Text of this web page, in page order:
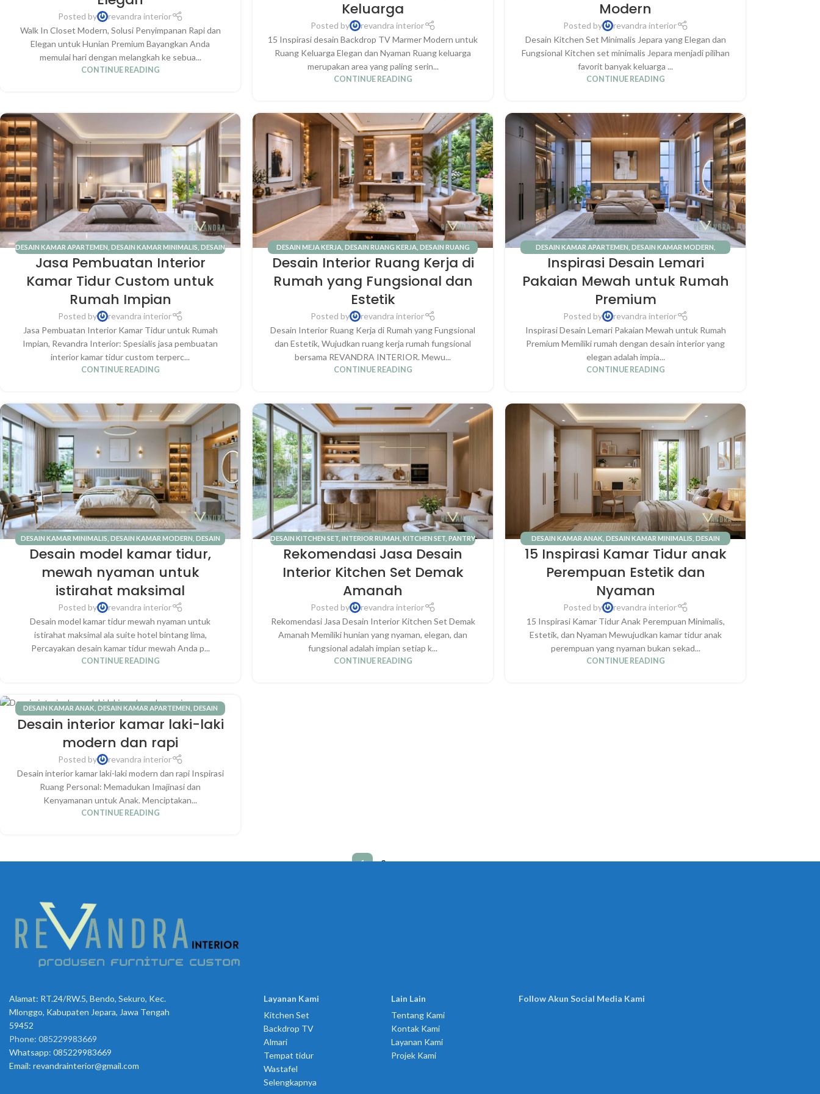
Posted by
revandra interior
Walk In Closet Modern, Solusi Penyimpanan Rapi dan
Elegan untuk Hunian Premium Bayangkan Anda
memulai hari dengan melangkah ke sebua...
CONTINUE READING
Keluarga
Posted by
revandra interior
15 Inspirasi desain Backdrop TV Marmer Modern untuk
Ruang Keluarga Elegan dan Nyaman Ruang keluarga
merupakan area yang paling serin...
CONTINUE READING
Modern
Posted by
revandra interior
Desain Kitchen Set Minimalis Jepara yang Elegan dan
Fungsional Kitchen set minimalis Jepara menjadi pilihan
favorit banyak keluarga ...
CONTINUE READING
DESAIN KAMAR APARTEMEN DESAIN KAMAR MINIMALIS DESAIN
KAMAR MODERN,DESAIN KAMAR SCANDINAVIAN ,INTERIOR
RUMAH
Jasa Pembuatan Interior
Kamar Tidur Custom untuk
Rumah Impian
Posted by
revandra interior
Jasa Pembuatan Interior Kamar Tidur untuk Rumah
Impian, Revandra Interior: Spesialis jasa pembuatan
interior kamar tidur custom terperc...
CONTINUE READING
DESAIN MEJA KERJA, DESAIN RUANG KERJA, DESAIN RUANG
TAMU,INTERIOR RUMAH
Desain Interior Ruang Kerja di
Rumah yang Fungsional dan
Estetik
Posted by
revandra interior
Desain Interior Ruang Kerja di Rumah yang Fungsional
dan Estetik, Wujudkan ruang kerja rumah fungsional
bersama REVANDRA INTERIOR. Mewu...
CONTINUE READING
DESAIN KAMAR APARTEMEN DESAIN KAMAR MODERN
INTERIOR RUMAH,KAMAR UTAMA
Inspirasi Desain Lemari
Pakaian Mewah untuk Rumah
Premium
Posted by
revandra interior
Inspirasi Desain Lemari Pakaian Mewah untuk Rumah
Premium Memiliki rumah dengan desain interior yang
elegan adalah impia...
CONTINUE READING
DESAIN KAMAR MINIMALIS DESAIN KAMAR MODERN DESAIN
KAMAR SCANDINAVIAN,INTERIOR RUMAH,KAMAR UTAMA
Desain model kamar tidur,
mewah nyaman untuk
istirahat maksimal
Posted by
revandra interior
Desain model kamar tidur mewah nyaman untuk
istirahat maksimal ala suite hotel bintang lima,
Percayakan desain kamar tidur mewah Anda p...
CONTINUE READING
DESAIN KITCHEN SET INTERIOR RUMAH KITCHEN SET PANTRY
Rekomendasi Jasa Desain
Interior Kitchen Set Demak
Amanah
Posted by
revandra interior
Rekomendasi Jasa Desain Interior Kitchen Set Demak
Amanah Memiliki hunian yang nyaman, elegan, dan
fungsional adalah impian setiap k...
CONTINUE READING
DESAIN KAMAR ANAK DESAIN KAMAR MINIMALIS DESAIN
KAMAR MODERN,INTERIOR RUMAH
15 Inspirasi Kamar Tidur anak
Perempuan Estetik dan
Nyaman
Posted by
revandra interior
15 Inspirasi Kamar Tidur Anak Perempuan Minimalis,
Estetik, dan Nyaman Mewujudkan kamar tidur anak
perempuan yang nyaman bukan sekad...
CONTINUE READING
DESAIN KAMAR ANAK DESAIN KAMAR APARTEMEN DESAIN
KAMAR MINIMALIS,DESAIN KAMAR MODERN, INTERIOR RUMAH
Desain interior kamar laki-laki
modern dan rapi
Posted by
revandra interior
Desain interior kamar laki-laki modern dan rapi Inspirasi
Ruang Personal: Memadukan Imajinasi dan
Kenyamanan untuk Anak. Menciptakan...
CONTINUE READING
1 2
Alamat: RT.24/RW.5, Bendo, Sekuro, Kec.
Mlonggo, Kabupaten Jepara, Jawa Tengah
59452
Phone: 085229983669
Whatsapp: 085229983669
Email: revandrainterior@gmail.com
Layanan Kami
Kitchen Set
Backdrop TV
Almari
Tempat tidur
Wastafel
Selengkapnya
Lain Lain
Tentang Kami
Kontak Kami
Layanan Kami
Projek Kami
Follow Akun Social Media Kami